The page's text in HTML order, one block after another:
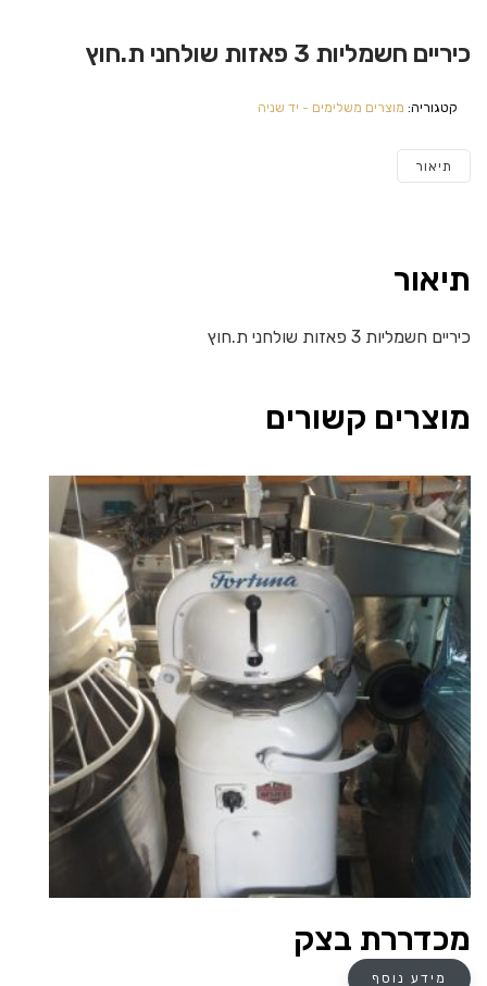
כיריים חשמליות 3 פאזות שולחני ת.חוץ
קטגוריה: מוצרים משלימים - יד שניה
תיאור
תיאור
כיריים חשמליות 3 פאזות שולחני ת.חוץ
מוצרים קשורים
מכדררת בצק
מידע נוסף